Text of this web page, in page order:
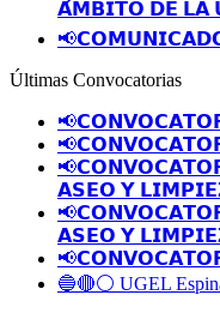
𝗔́𝗠𝗕𝗜𝗧𝗢 𝗗𝗘 𝗟𝗔
Últimas Convocatorias
𝗔𝗦𝗘𝗢 𝗬
𝗔𝗦𝗘𝗢 𝗬
🔵🔴⚪️ UGEL